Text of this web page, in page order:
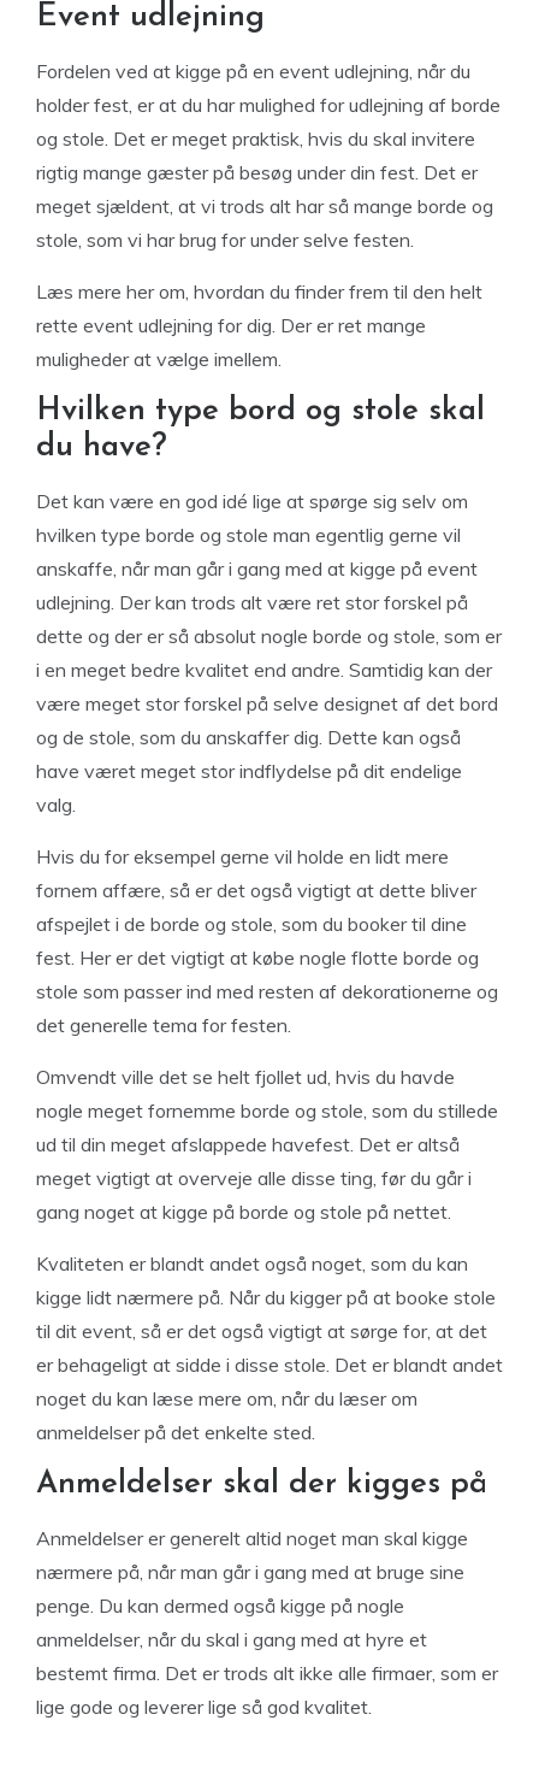
Event udlejning
Fordelen ved at kigge på en event udlejning, når du
holder fest, er at du har mulighed for udlejning af borde
og stole. Det er meget praktisk, hvis du skal invitere
rigtig mange gæster på besøg under din fest. Det er
meget sjældent, at vi trods alt har så mange borde og
stole, som vi har brug for under selve festen.
Læs mere her om, hvordan du finder frem til den helt
rette event udlejning for dig. Der er ret mange
muligheder at vælge imellem.
Hvilken type bord og stole skal
du have?
Det kan være en god idé lige at spørge sig selv om
hvilken type borde og stole man egentlig gerne vil
anskaffe, når man går i gang med at kigge på event
udlejning. Der kan trods alt være ret stor forskel på
dette og der er så absolut nogle borde og stole, som er
i en meget bedre kvalitet end andre. Samtidig kan der
være meget stor forskel på selve designet af det bord
og de stole, som du anskaffer dig. Dette kan også
have været meget stor indflydelse på dit endelige
valg.
Hvis du for eksempel gerne vil holde en lidt mere
fornem affære, så er det også vigtigt at dette bliver
afspejlet i de borde og stole, som du booker til dine
fest. Her er det vigtigt at købe nogle flotte borde og
stole som passer ind med resten af dekorationerne og
det generelle tema for festen.
Omvendt ville det se helt fjollet ud, hvis du havde
nogle meget fornemme borde og stole, som du stillede
ud til din meget afslappede havefest. Det er altså
meget vigtigt at overveje alle disse ting, før du går i
gang noget at kigge på borde og stole på nettet.
Kvaliteten er blandt andet også noget, som du kan
kigge lidt nærmere på. Når du kigger på at booke stole
til dit event, så er det også vigtigt at sørge for, at det
er behageligt at sidde i disse stole. Det er blandt andet
noget du kan læse mere om, når du læser om
anmeldelser på det enkelte sted.
Anmeldelser skal der kigges på
Anmeldelser er generelt altid noget man skal kigge
nærmere på, når man går i gang med at bruge sine
penge. Du kan dermed også kigge på nogle
anmeldelser, når du skal i gang med at hyre et
bestemt firma. Det er trods alt ikke alle firmaer, som er
lige gode og leverer lige så god kvalitet.